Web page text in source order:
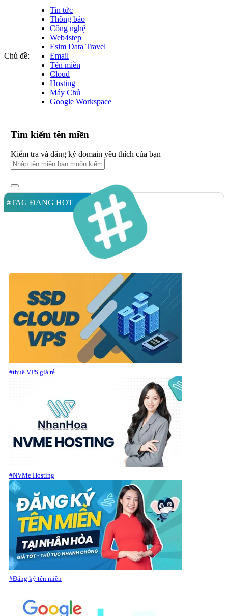
Chủ đề:
Tin tức
Thông báo
Công nghệ
Web4step
Esim Data Travel
Email
Tên miền
Cloud
Hosting
Máy Chủ
Google Workspace
Tìm kiếm tên miền
Kiểm tra và đăng ký domain yêu thích của bạn
#TAG ĐANG HOT
#thuê VPS giá rẻ
#NVMe Hosting
#Đăng ký tên miền